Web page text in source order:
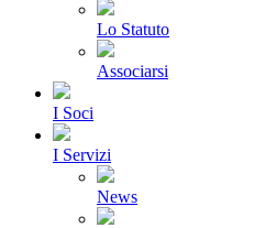
Lo Statuto
Associarsi
I Soci
I Servizi
News